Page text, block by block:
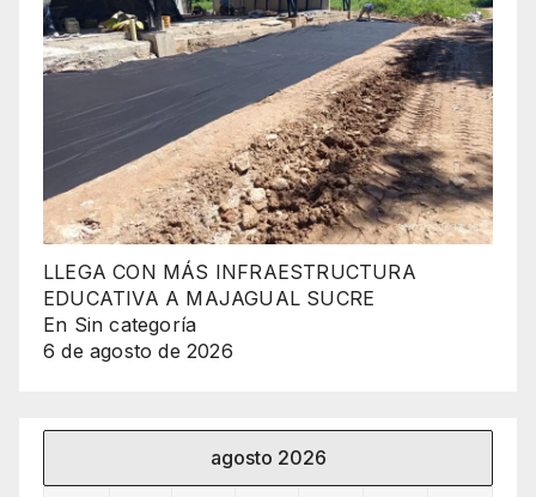
LLEGA CON MÁS INFRAESTRUCTURA
EDUCATIVA A MAJAGUAL SUCRE
En Sin categoría
6 de agosto de 2026
agosto 2026